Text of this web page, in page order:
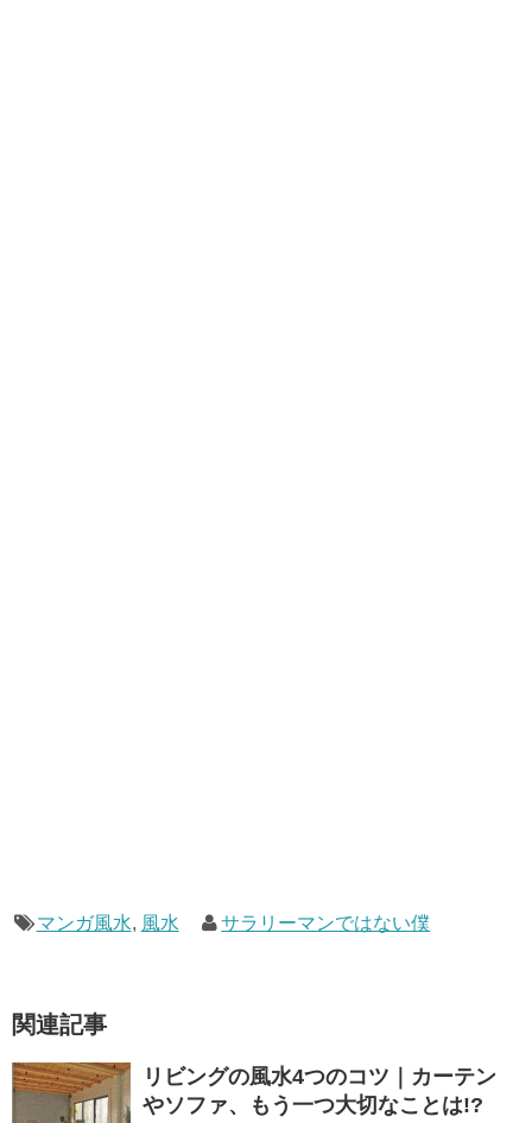
マンガ風水, 風水 サラリーマンではない僕
関連記事
リビングの風水4つのコツ｜カーテン
やソファ、もう一つ大切なことは!?